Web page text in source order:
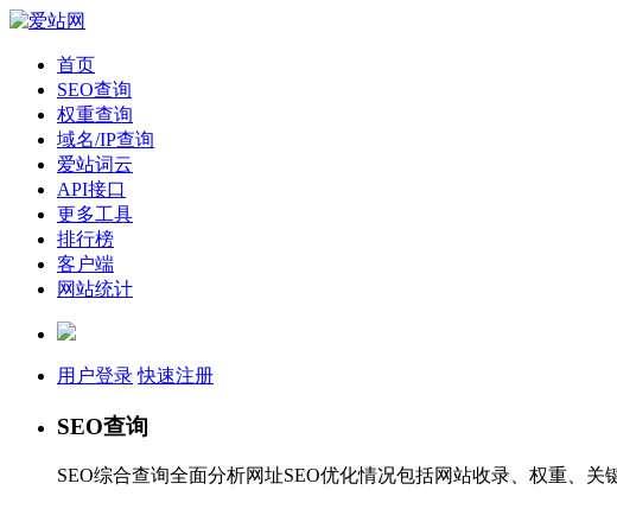
首页
SEO查询
权重查询
域名/IP查询
爱站词云
API接口
更多工具
排行榜
客户端
网站统计
用户登录 快速注册
SEO查询
SEO综合查询全面分析网址SEO优化情况包括网站收录、权重、关